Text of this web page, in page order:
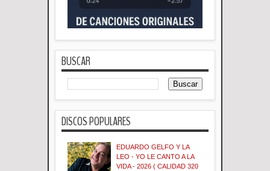
BUSCAR
DISCOS POPULARES
EDUARDO GELFO Y LA
LEO - YO LE CANTO A LA
VIDA - 2026 ( CALIDAD 320